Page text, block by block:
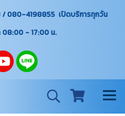
080-4198855 เปิดบริการทุกวัน
- 17:00น.